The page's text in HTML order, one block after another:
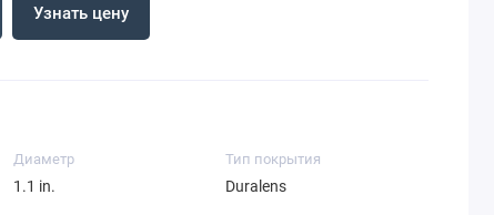
Узнать цену
Диаметр
1.1 in.
Тип покрытия
Duralens